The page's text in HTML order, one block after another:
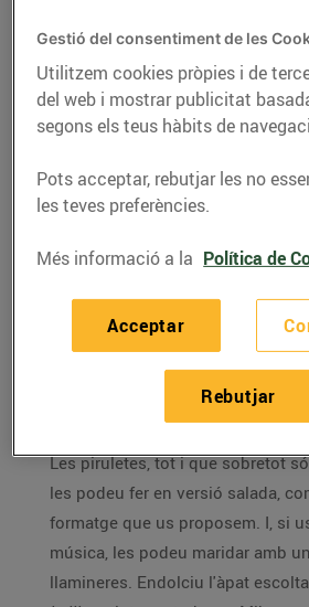
RECEPTES
Piruletes de
sabors
Les piruletes, tot i que sobretot
les podeu fer en versió salada, com aquestes de
formatge que us proposem. I, si us agrada
música, les podeu maridar amb
llamineres. Endolciu l'àpat
Gestió del consentiment de les
Utilitzem cookies pròpies i de
del web i mostrar publicitat
segons els teus hàbits de
Pots acceptar, rebutjar les no
les teves preferències.
Més informació a la Política de
Rebutjar
Acceptar